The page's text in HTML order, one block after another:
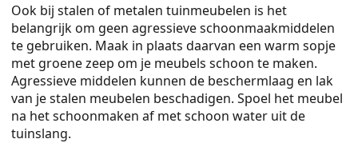
Ook bij stalen of metalen tuinmeubelen is het
belangrijk om geen agressieve schoonmaakmiddelen
te gebruiken. Maak in plaats daarvan een warm sopje
met groene zeep om je meubels schoon te maken.
Agressieve middelen kunnen de beschermlaag en lak
van je stalen meubelen beschadigen. Spoel het meubel
na het schoonmaken af met schoon water uit de
tuinslang.